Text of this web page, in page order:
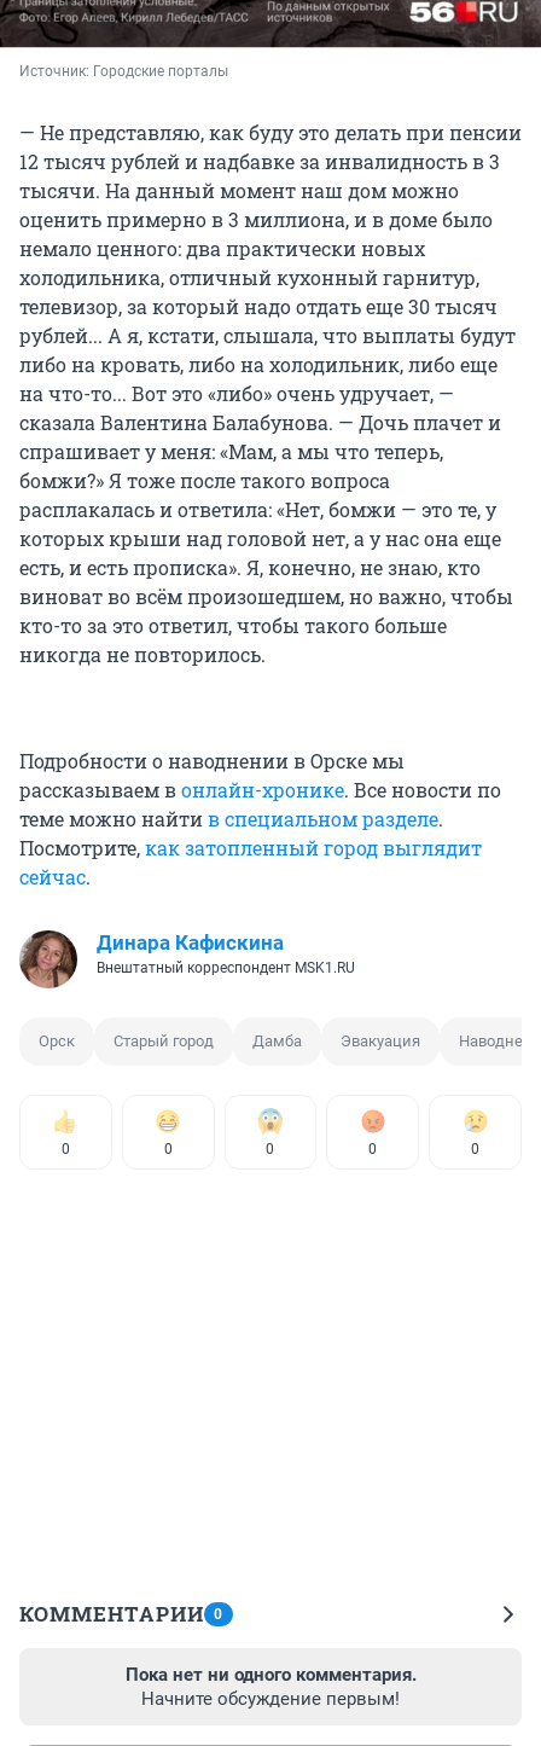
Источник: Городские порталы
— Не представляю, как буду это делать при пенсии
12 тысяч рублей и надбавке за инвалидность в 3
тысячи. На данный момент наш дом можно
оценить примерно в 3 миллиона, и в доме было
немало ценного: два практически новых
холодильника, отличный кухонный гарнитур,
телевизор, за который надо отдать еще 30 тысяч
рублей... А я, кстати, слышала, что выплаты будут
либо на кровать, либо на холодильник, либо еще
на что-то... Вот это «либо» очень удручает, —
сказала Валентина Балабунова. — Дочь плачет и
спрашивает у меня: «Мам, а мы что теперь,
бомжи?» Я тоже после такого вопроса
расплакалась и ответила: «Нет, бомжи — это те, у
которых крыши над головой нет, а у нас она еще
есть, и есть прописка». Я, конечно, не знаю, кто
виноват во всём произошедшем, но важно, чтобы
кто-то за это ответил, чтобы такого больше
никогда не повторилось.
Подробности о наводнении в Орске мы
рассказываем вонлайн-хронике. Все новости по
теме можно найтив специальном разделе.
Посмотрите,как затопленный город выглядит
сейчас.
Динара Кафискина
Внештатный корреспондент MSK1.RU
Орск Старый город Дамба Эвакуация
0 0 0 0 0
КОММЕНТАРИИ 0
Пока нет ни одного комментария.
Начните обсуждение первым!